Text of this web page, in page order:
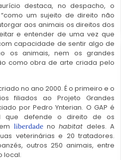
destaca, no despacho, o
um sujeito de direito não
aos animais os direitos dos
e entender de uma vez que
capacidade de sentir algo de
os animais, nem os grandes
como obra de arte criada pelo
no ano 2000. É o primeiro e o
filiados ao Projeto Grandes
por Pedro Ynterian. O GAP é
que defende o direito de os
liberdadenohabitat deles. A
veterinárias e 20 tratadores.
outros 250 animais, entre
local.